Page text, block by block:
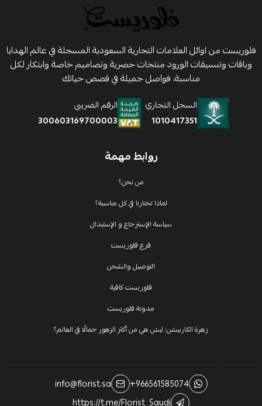
روابط مهمة
من نحن؟
لماذا تختارنا في كل مناسبة؟
سياسة الإسترجاع و الإستبدال
فرع فلوريست
التوصيل والشحن
فلوريست كافية
مدونة فلوريست
زهرة الكارنيشن: ليش هي من أكثر الزهور جمالًا في العالم؟
فلوريست من اوائل العلامات التجارية السعودية المسجلة في عالم الهدايا
وباقات وتنسيقات الورود منتجات حصرية وتصاميم خاصة وابتكار لكل
مناسبة، فواصل جميلة في قصص حياتك
السجل التجاري
1010417351
الرقم الضريبي
300603169700003
+966561585074
info@florist.sa
https://t.me/Florist_Saudi